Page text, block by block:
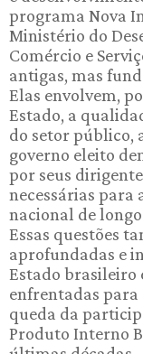
programa Nova
Ministério do
Comércio e
antigas, mas
Elas envolvem,
Estado, a
do setor público,
governo eleito
por seus
necessárias para
nacional de
Essas questões
aprofundadas e
Estado brasileiro
enfrentadas para
queda da
Produto Interno